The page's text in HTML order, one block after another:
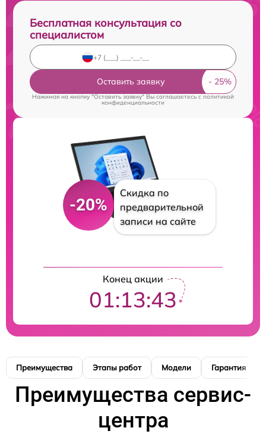
Бесплатная консультация со
специалистом
Оставить заявку
Нажимая на кнопку "Оставить заявку" Вы соглашаетесь c политикой
конфиденциальности
-20%
Скидка по
предварительной
записи на сайте
Конец акции
01:13:42
Преимущества Этапы работ Модели Гарантия
Преимущества сервис-
центра